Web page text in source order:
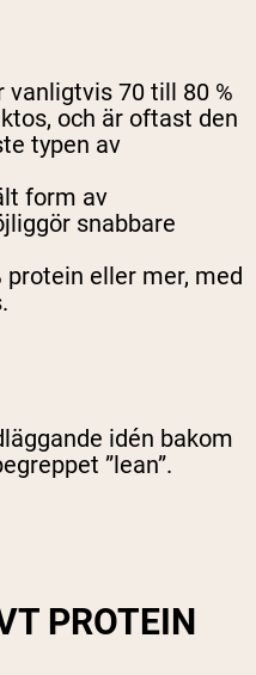
vanligtvis 70 till 80 %
och är oftast den
typen av
form av
snabbare
protein eller mer, med
idén bakom
”lean”.
PROTEIN